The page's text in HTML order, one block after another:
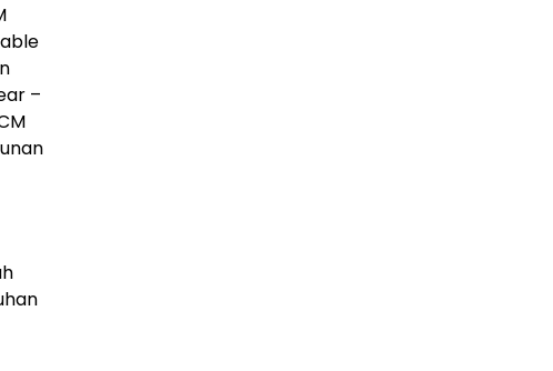
–